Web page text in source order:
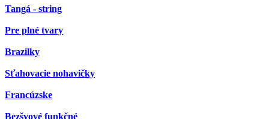
Tangá - string
Pre plné tvary
Brazilky
Sťahovacie nohavičky
Francúzske
Bezšvové funkčné